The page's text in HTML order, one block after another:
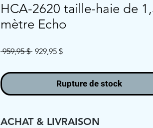
HCA-2620 taille-haie de
mètre Echo
959,95 $ Prix
929,95 $Prix
Rupture de stock
ACHAT & LIVRAISON